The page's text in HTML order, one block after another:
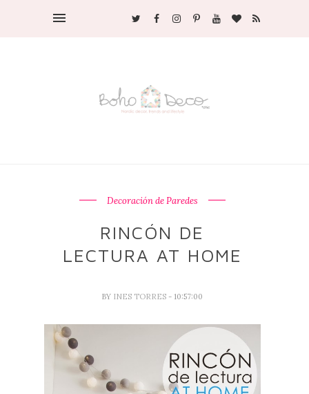
Decoración de Paredes
RINCÓN DE
LECTURA AT HOME
BY INES TORRES - 10:57:00